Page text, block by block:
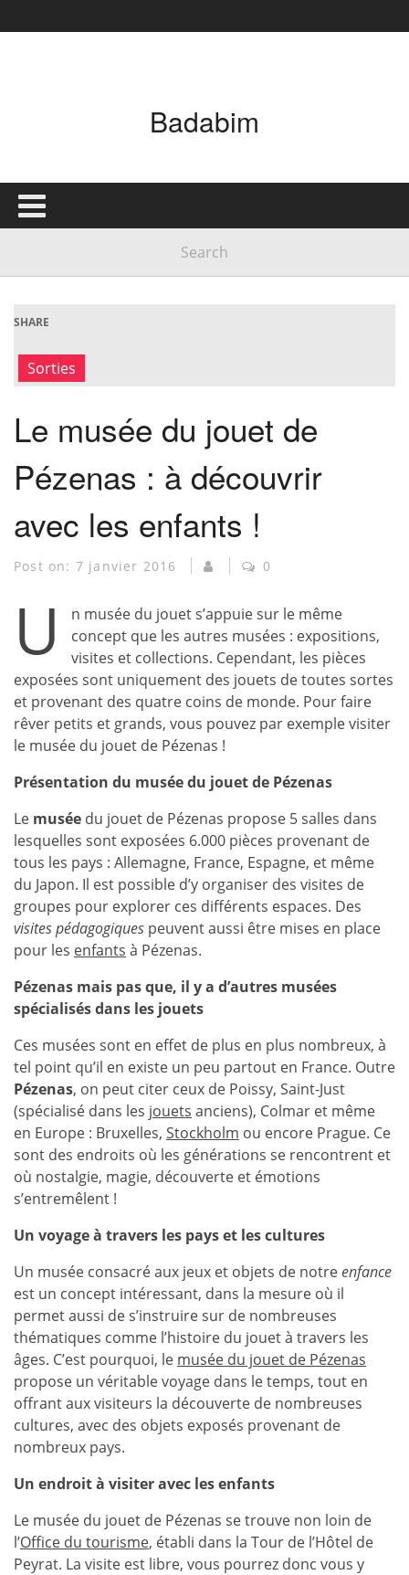
Badabim
SHARE
Sorties
Le musée du jouet de
Pézenas : à découvrir
avec les enfants !
Post on: 7 janvier 2016 0
U
n musée du jouet s’appuie sur le même
concept que les autres musées : expositions,
visites et collections. Cependant, les pièces
exposées sont uniquement des jouets de toutes sortes
et provenant des quatre coins de monde. Pour faire
rêver petits et grands, vous pouvez par exemple visiter
le musée du jouet de Pézenas !
Présentation du musée du jouet de Pézenas
Le musée du jouet de Pézenas propose 5 salles dans
lesquelles sont exposées 6.000 pièces provenant de
tous les pays : Allemagne, France, Espagne, et même
du Japon. Il est possible d’y organiser des visites de
groupes pour explorer ces différents espaces. Des
visites pédagogiques peuvent aussi être mises en place
pour les enfants à Pézenas.
Pézenas mais pas que, il y a d’autres musées
spécialisés dans les jouets
Ces musées sont en effet de plus en plus nombreux, à
tel point qu’il en existe un peu partout en France. Outre
Pézenas, on peut citer ceux de Poissy, Saint-Just
(spécialisé dans les jouets anciens), Colmar et même
en Europe : Bruxelles, Stockholm ou encore Prague. Ce
sont des endroits où les générations se rencontrent et
où nostalgie, magie, découverte et émotions
s’entremêlent !
Un voyage à travers les pays et les cultures
Un musée consacré aux jeux et objets de notreenfance
est un concept intéressant, dans la mesure où il
permet aussi de s’instruire sur de nombreuses
thématiques comme l’histoire du jouet à travers les
âges. C’est pourquoi, le musée du jouet de Pézenas
propose un véritable voyage dans le temps, tout en
offrant aux visiteurs la découverte de nombreuses
cultures, avec des objets exposés provenant de
nombreux pays.
Un endroit à visiter avec les enfants
Le musée du jouet de Pézenas se trouve non loin de
l’Office du tourisme, établi dans la Tour de l’Hôtel de
Peyrat. La visite est libre, vous pourrez donc vous y